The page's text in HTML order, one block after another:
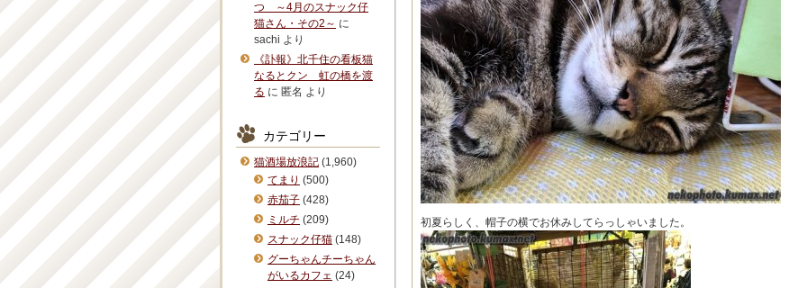
初夏らしく、帽子の横でお休みしてらっしゃいました。
つ ～4月のスナック仔
猫さん・その2～ に
sachi より
《訃報》北千住の看板猫
なるとクン 虹の橋を渡
る に 匿名 より
カテゴリー
猫酒場放浪記 (1,960)
てまり (500)
赤茄子 (428)
ミルチ (209)
スナック仔猫 (148)
グーちゃんチーちゃん
がいるカフェ (24)